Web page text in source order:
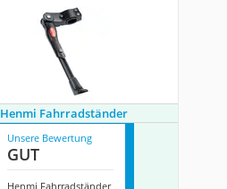
Henmi Fahrradständer
Unsere Bewertung
GUT
Henmi Fahrradständer